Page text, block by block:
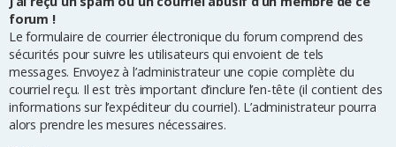
forum !
Le formulaire de courrier électronique du forum comprend des
sécurités pour suivre les utilisateurs qui envoient de tels
messages. Envoyez à l’administrateur une copie complète du
courriel reçu. Il est très important d’inclure l’en-tête (il contient des
informations sur l’expéditeur du courriel). L’administrateur pourra
alors prendre les mesures nécessaires.